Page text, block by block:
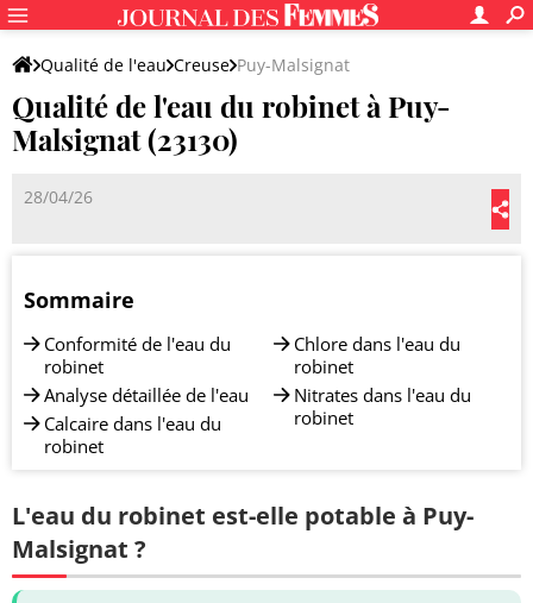
Qualité de l'eau Creuse Puy-Malsignat
Qualité de l'eau du robinet à Puy-
Malsignat (23130)
28/04/26
Sommaire
Conformité de l'eau du
robinet
Analyse détaillée de l'eau
Calcaire dans l'eau du
robinet
Chlore dans l'eau du
robinet
Nitrates dans l'eau du
robinet
L'eau du robinet est-elle potable à Puy-
Malsignat ?